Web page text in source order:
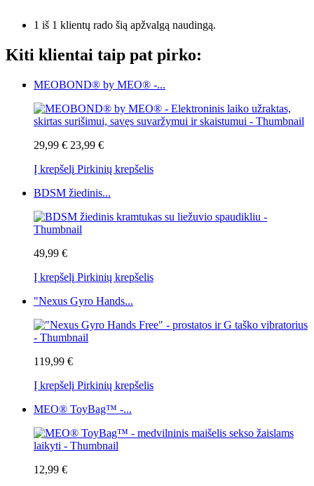
1 iš 1 klientų rado šią apžvalgą naudingą.
Kiti klientai taip pat pirko:
MEOBOND® by MEO® -...
29,99 € 23,99 €
Į krepšelį Pirkinių krepšelis
BDSM žiedinis...
49,99 €
Į krepšelį Pirkinių krepšelis
"Nexus Gyro Hands...
119,99 €
Į krepšelį Pirkinių krepšelis
MEO® ToyBag™ -...
12,99 €